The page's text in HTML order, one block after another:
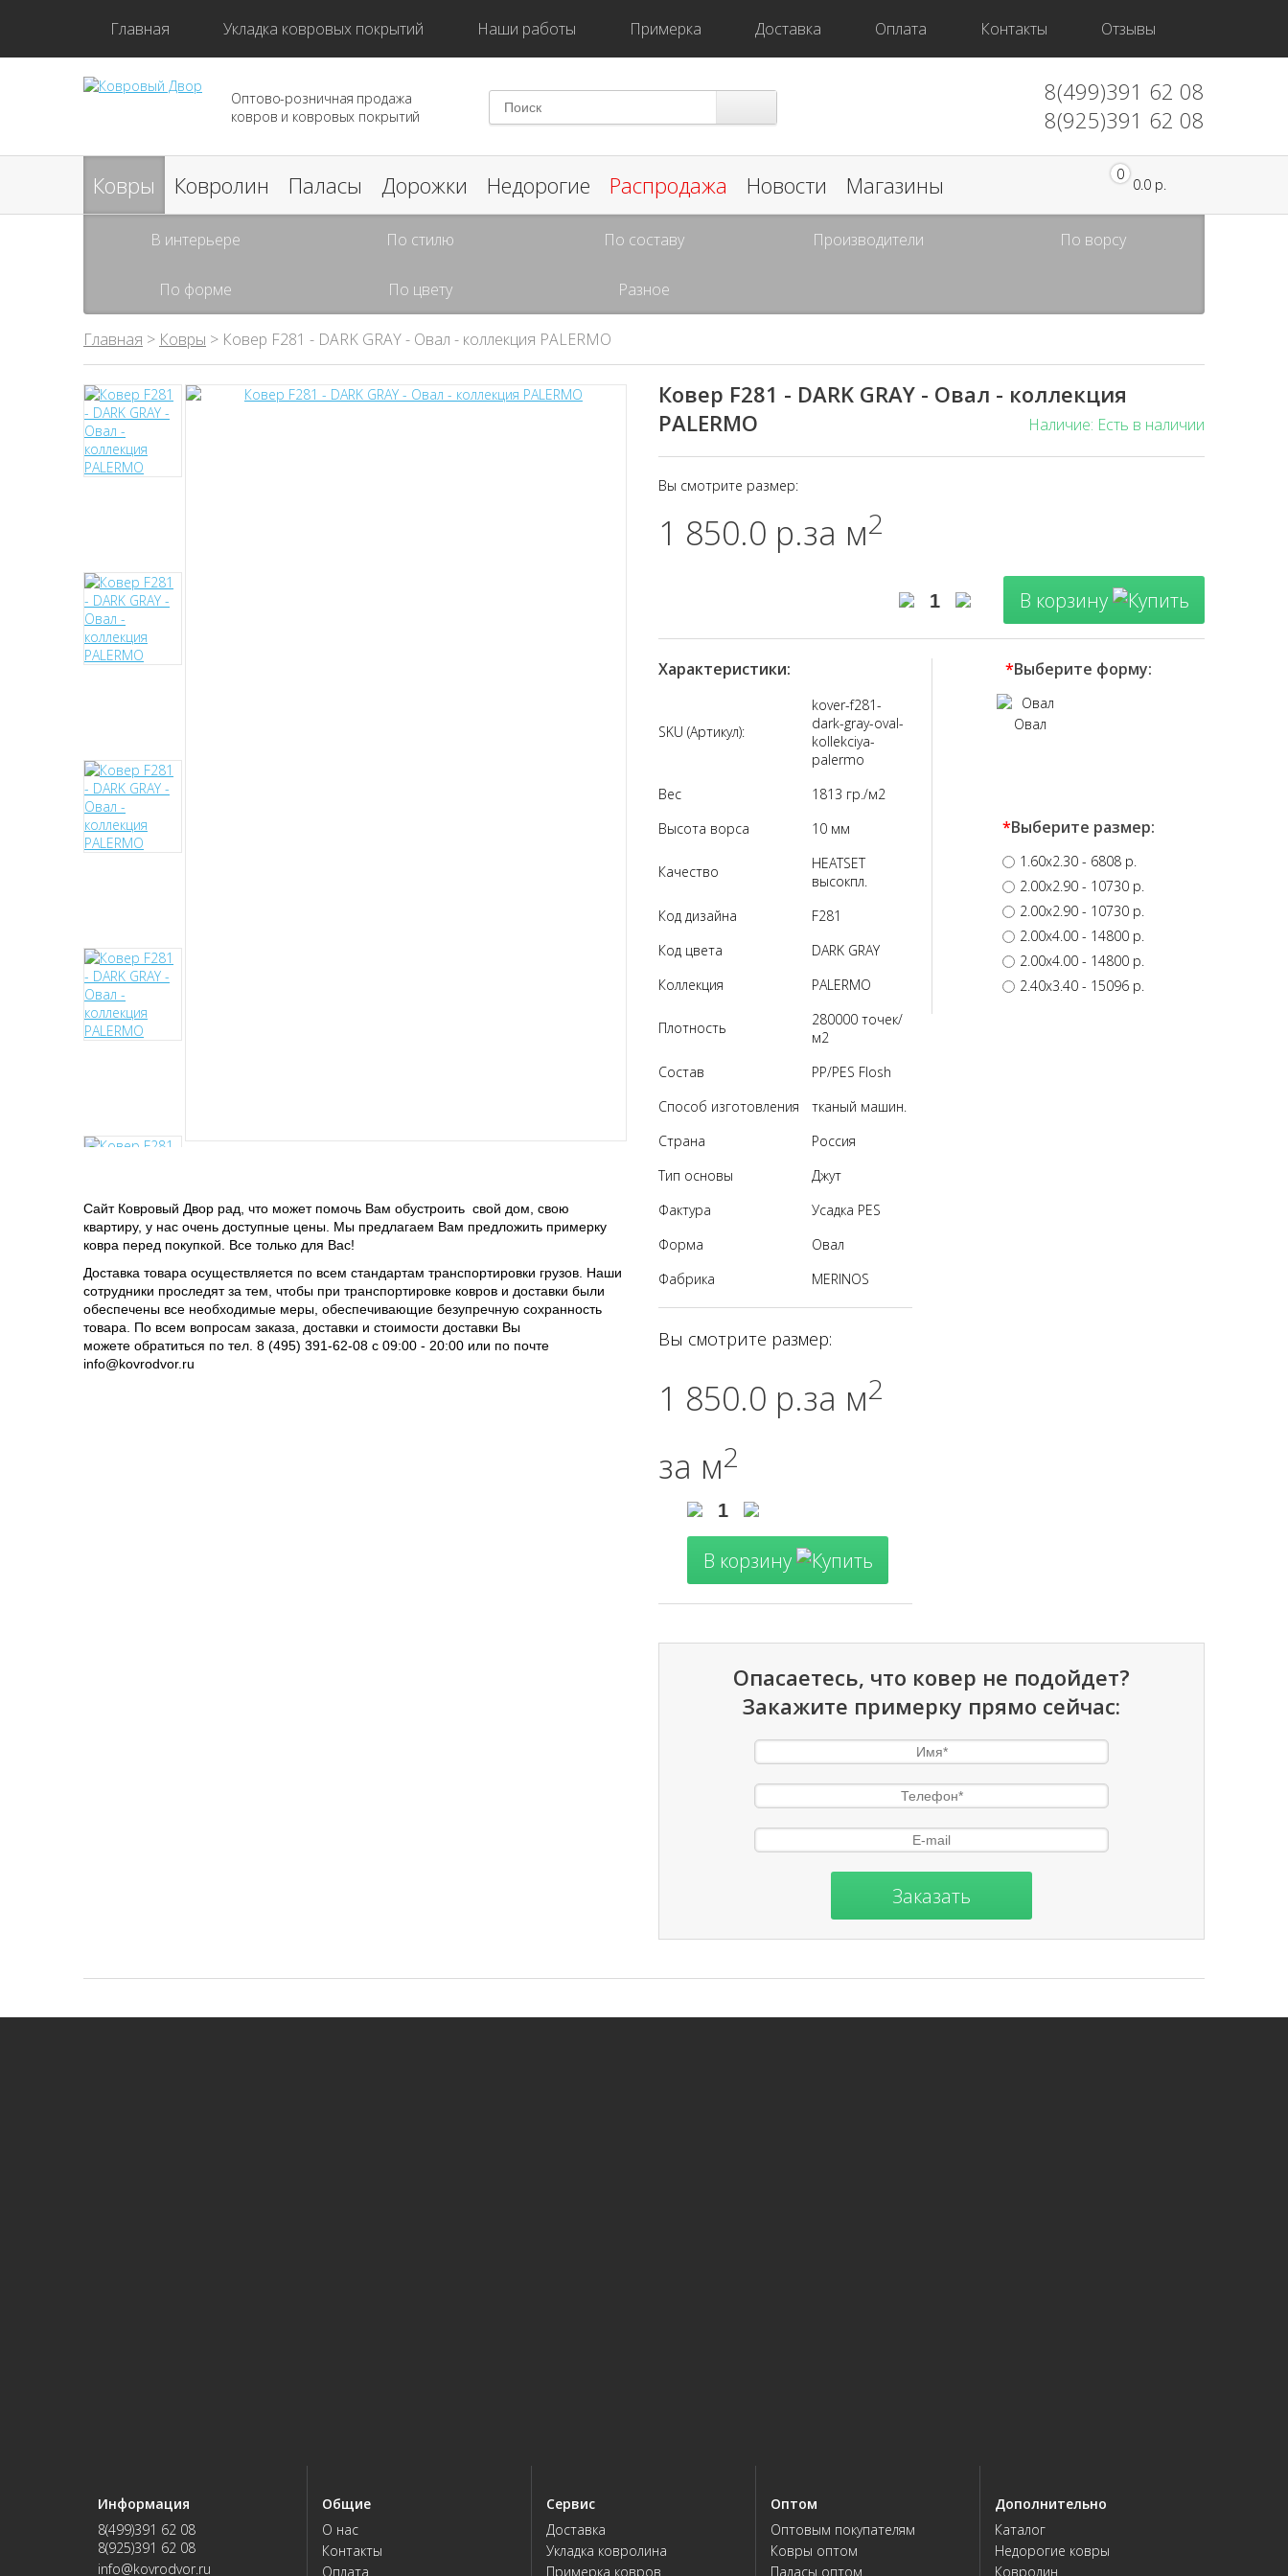
Главная Укладка ковровых покрытий Наши работы Примерка Доставка Оплата Контакты Отзывы
0
0.0 р.
Оптово-розничная продажа
ковров и ковровых покрытий
8(499)391 62 08
8(925)391 62 08
Ковры Ковролин Паласы Дорожки Недорогие Распродажа Новости Магазины
В интерьере По стилю По составу Производители По ворсу
По форме По цвету Разное
Главная > Ковры > Ковер F281 - DARK GRAY - Овал - коллекция PALERMO
Ковер F281 - DARK GRAY - Овал - коллекция
PALERMO
Сайт Ковровый Двор рад, что может помочь Вам обустроить свой дом, свою
квартиру, у нас очень доступные цены. Мы предлагаем Вам предложить примерку
ковра перед покупкой. Все только для Вас!
Доставка товара осуществляется по всем стандартам транспортировки грузов. Наши
сотрудники проследят за тем, чтобы при транспортировке ковров и доставки были
обеспечены все необходимые меры, обеспечивающие безупречную сохранность
товара. По всем вопросам заказа, доставки и стоимости доставки Вы
можете обратиться по тел. 8 (495) 391-62-08 c 09:00 - 20:00 или по почте
info@kovrodvor.ru
Наличие: Есть в наличии
Вы смотрите размер:
1 850.0 р.за м2
В корзину
Характеристики:
SKU (Артикул):
kover-f281-
dark-gray-oval-
kollekciya-
palermo
Вес
1813 гр./м2
Высота ворса
10 мм
Качество
HEATSET
высокпл.
Код дизайна
F281
Код цвета
DARK GRAY
Коллекция
PALERMO
Плотность
280000 точек/
м2
Состав
PP/PES Flosh
Способ изготовления
тканый машин.
Страна
Россия
Тип основы
Джут
Фактура
Усадка PES
Форма
Овал
Фабрика
MERINOS
Вы смотрите размер:
1 850.0 р.за м2
за м2
В корзину
*Выберите форму:
Овал
*Выберите размер:
1.60x2.30 - 6808 p.
2.00x2.90 - 10730 p.
2.00x2.90 - 10730 p.
2.00x4.00 - 14800 p.
2.00x4.00 - 14800 p.
2.40x3.40 - 15096 p.
Опасаетесь, что ковер не подойдет?
Закажите примерку прямо сейчас:
Заказать
Информация
8(499)391 62 08
8(925)391 62 08
info@kovrodvor.ru
Общие
О нас
Контакты
Оплата
Сервис
Доставка
Укладка ковролина
Примерка ковров
Оптом
Оптовым покупателям
Ковры оптом
Паласы оптом
Дополнительно
Каталог
Недорогие ковры
Ковролин